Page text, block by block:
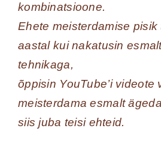
kombinatsioone.
Ehete meisterdamise
aastal kui nakatusin
tehnikaga,
õppisin YouTube’i videote
meisterdama esmalt
siis juba teisi ehteid.